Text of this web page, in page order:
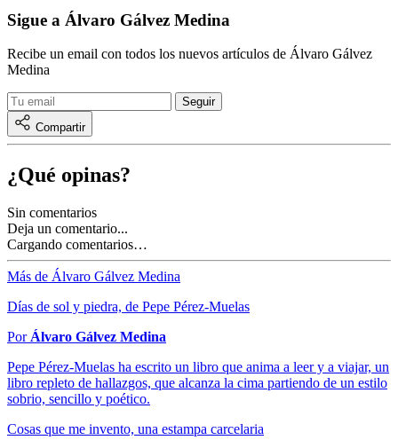
Sigue a Álvaro Gálvez Medina
Recibe un email con todos los nuevos artículos de Álvaro Gálvez
Medina
Compartir
¿Qué opinas?
Sin comentarios
Deja un comentario...
Cargando comentarios…
Más de Álvaro Gálvez Medina
Días de sol y piedra, de Pepe Pérez-Muelas
Por Álvaro Gálvez Medina
Pepe Pérez-Muelas ha escrito un libro que anima a leer y a viajar, un
libro repleto de hallazgos, que alcanza la cima partiendo de un estilo
sobrio, sencillo y poético.
Cosas que me invento, una estampa carcelaria